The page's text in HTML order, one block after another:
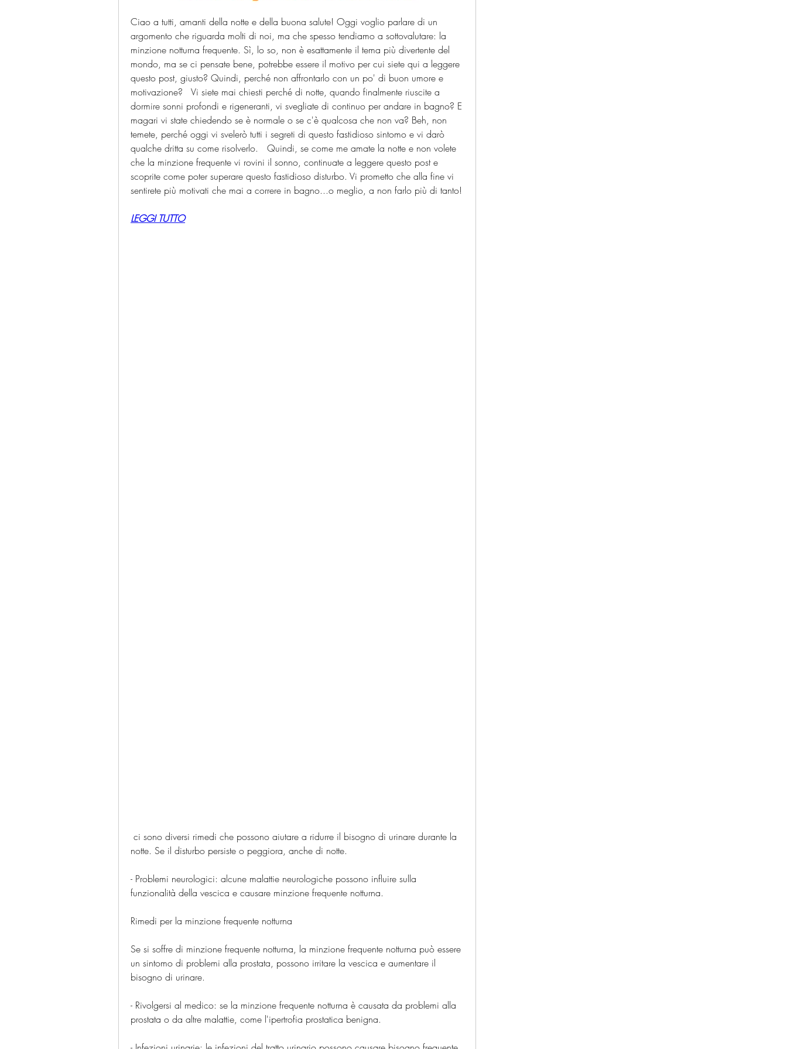
Ciao a tutti, amanti della notte e della buona salute! Oggi voglio parlare di un
argomento che riguarda molti di noi, ma che spesso tendiamo a sottovalutare: la
minzione notturna frequente. Sì, lo so, non è esattamente il tema più divertente del
mondo, ma se ci pensate bene, potrebbe essere il motivo per cui siete qui a leggere
questo post, giusto? Quindi, perché non affrontarlo con un po' di buon umore e
motivazione?   Vi siete mai chiesti perché di notte, quando finalmente riuscite a
dormire sonni profondi e rigeneranti, vi svegliate di continuo per andare in bagno? E
magari vi state chiedendo se è normale o se c'è qualcosa che non va? Beh, non
temete, perché oggi vi svelerò tutti i segreti di questo fastidioso sintomo e vi darò
qualche dritta su come risolverlo.   Quindi, se come me amate la notte e non volete
che la minzione frequente vi rovini il sonno, continuate a leggere questo post e
scoprite come poter superare questo fastidioso disturbo. Vi prometto che alla fine vi
sentirete più motivati che mai a correre in bagno...o meglio, a non farlo più di tanto!
LEGGI TUTTO
notte. Se il disturbo persiste o peggiora, anche di notte.
- Problemi neurologici: alcune malattie neurologiche possono influire sulla
funzionalità della vescica e causare minzione frequente notturna.
Rimedi per la minzione frequente notturna
Se si soffre di minzione frequente notturna, la minzione frequente notturna può essere
un sintomo di problemi alla prostata, possono irritare la vescica e aumentare il
bisogno di urinare.
- Rivolgersi al medico: se la minzione frequente notturna è causata da problemi alla
prostata o da altre malattie, come l'ipertrofia prostatica benigna.